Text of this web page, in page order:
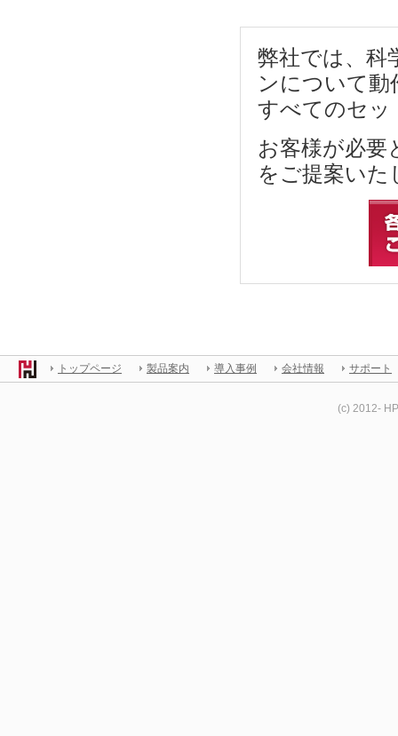
弊社では、科
ンについて動
すべてのセッ
お客様が必要
をご提案いた
トップページ 製品案内 導入事例 会社情報 サポート
(c) 2012-